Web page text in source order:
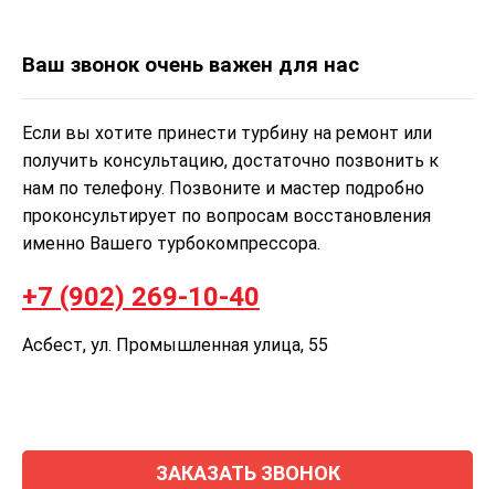
Ваш звонок очень важен для нас
Если вы хотите принести турбину на ремонт или
получить консультацию, достаточно позвонить к
нам по телефону. Позвоните и мастер подробно
проконсультирует по вопросам восстановления
именно Вашего турбокомпрессора.
+7 (902) 269-10-40
Асбест, ул. Промышленная улица, 55
ЗАКАЗАТЬ ЗВОНОК